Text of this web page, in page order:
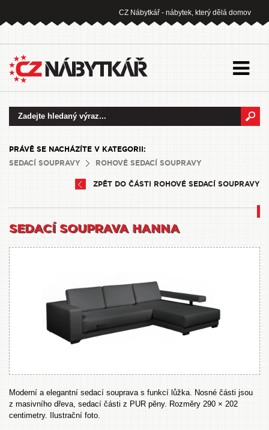
CZ Nábytkář - nábytek, který dělá domov
PRÁVĚ SE NACHÁZÍTE V KATEGORII:
SEDACÍ SOUPRAVY
ROHOVÉ SEDACÍ SOUPRAVY
ZPĚT DO ČÁSTI ROHOVÉ SEDACÍ SOUPRAVY
SEDACÍ SOUPRAVA HANNA
Moderní a elegantní sedací souprava s funkcí lůžka. Nosné části jsou
z masivního dřeva, sedací části z PUR pěny. Rozměry 290 × 202
centimetry. Ilustrační foto.